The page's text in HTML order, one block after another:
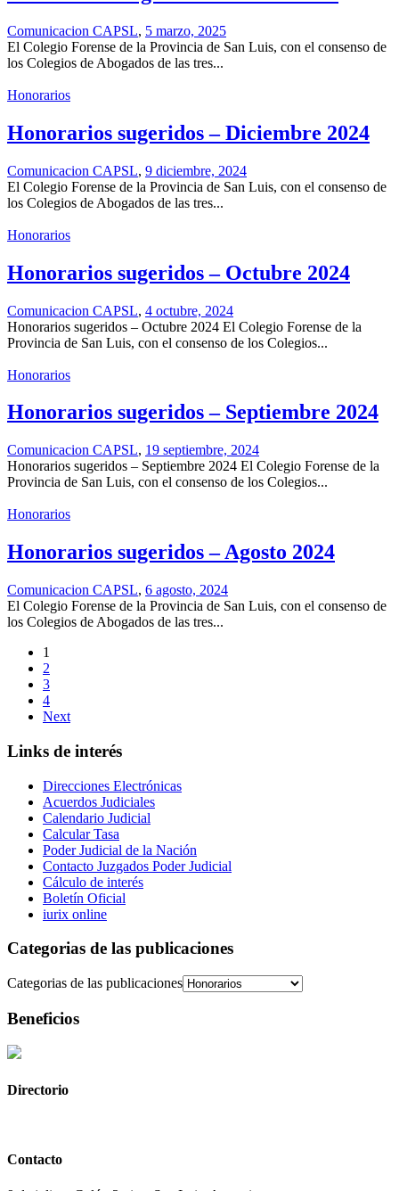
Comunicacion CAPSL, 5 marzo, 2025
El Colegio Forense de la Provincia de San Luis, con el consenso de
los Colegios de Abogados de las tres...
Honorarios
Honorarios sugeridos – Diciembre 2024
Comunicacion CAPSL, 9 diciembre, 2024
El Colegio Forense de la Provincia de San Luis, con el consenso de
los Colegios de Abogados de las tres...
Honorarios
Honorarios sugeridos – Octubre 2024
Comunicacion CAPSL, 4 octubre, 2024
Honorarios sugeridos – Octubre 2024 El Colegio Forense de la
Provincia de San Luis, con el consenso de los Colegios...
Honorarios
Honorarios sugeridos – Septiembre 2024
Comunicacion CAPSL, 19 septiembre, 2024
Honorarios sugeridos – Septiembre 2024 El Colegio Forense de la
Provincia de San Luis, con el consenso de los Colegios...
Honorarios
Honorarios sugeridos – Agosto 2024
Comunicacion CAPSL, 6 agosto, 2024
El Colegio Forense de la Provincia de San Luis, con el consenso de
los Colegios de Abogados de las tres...
1
2
3
4
Next
Links de interés
Direcciones Electrónicas
Acuerdos Judiciales
Calendario Judicial
Calcular Tasa
Poder Judicial de la Nación
Contacto Juzgados Poder Judicial
Cálculo de interés
Boletín Oficial
iurix online
Categorias de las publicaciones
Categorias de las publicaciones
Beneficios
Directorio
Contacto